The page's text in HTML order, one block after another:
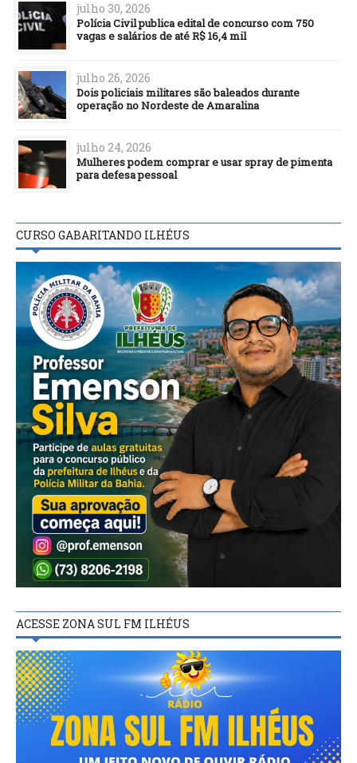
julho 30, 2026
Polícia Civil publica edital de concurso com 750
vagas e salários de até R$ 16,4 mil
julho 26, 2026
Dois policiais militares são baleados durante
operação no Nordeste de Amaralina
julho 24, 2026
Mulheres podem comprar e usar spray de pimenta
para defesa pessoal
CURSO GABARITANDO ILHÉUS
ACESSE ZONA SUL FM ILHÉUS